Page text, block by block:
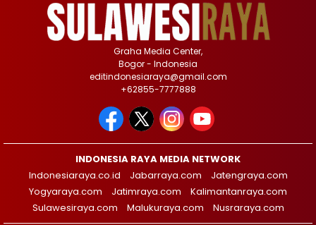
Graha Media Center,
Bogor - Indonesia
editindonesiaraya@gmail.com
+62855-7777888
INDONESIA RAYA MEDIA NETWORK
Indonesiaraya.co.id
Jabarraya.com
Jatengraya.com
Yogyaraya.com
Jatimraya.com
Kalimantanraya.com
Sulawesiraya.com
Malukuraya.com Nusraraya.com